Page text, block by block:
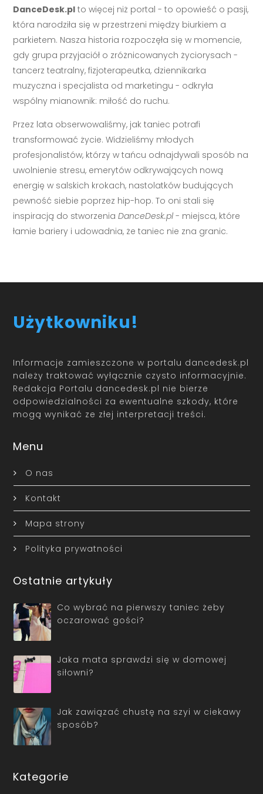
DanceDesk.pl to więcej niż portal - to opowieść o pasji,
która narodziła się w przestrzeni między biurkiem a
parkietem. Nasza historia rozpoczęła się w momencie,
gdy grupa przyjaciół o zróżnicowanych życiorysach -
tancerz teatralny, fizjoterapeutka, dziennikarka
muzyczna i specjalista od marketingu - odkryła
wspólny mianownik: miłość do ruchu.
Przez lata obserwowaliśmy, jak taniec potrafi
transformować życie. Widzieliśmy młodych
profesjonalistów, którzy w tańcu odnajdywali sposób na
uwolnienie stresu, emerytów odkrywających nową
energię w salskich krokach, nastolatków budujących
pewność siebie poprzez hip-hop. To oni stali się
inspiracją do stworzeniaDanceDesk.pl - miejsca, które
łamie bariery i udowadnia, że taniec nie zna granic.
Użytkowniku!
Informacje zamieszczone w portalu dancedesk.pl
należy traktować wyłącznie czysto informacyjnie.
Redakcja Portalu dancedesk.pl nie bierze
odpowiedzialności za ewentualne szkody, które
mogą wynikać ze złej interpretacji treści.
Menu
O nas
Kontakt
Mapa strony
Polityka prywatności
Ostatnie artykuły
Co wybrać na pierwszy taniec żeby
oczarować gości?
Jaka mata sprawdzi się w domowej
siłowni?
Jak zawiązać chustę na szyi w ciekawy
sposób?
Kategorie